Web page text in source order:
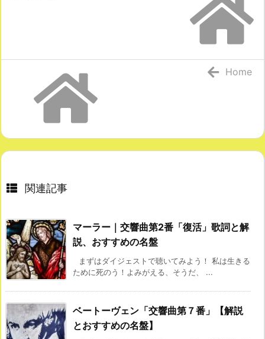
Home
関連記事
マーラー｜交響曲第2番「復活」歌詞と解
説、おすすめの名盤
まずはダイジェストで聴いてみよう！ 私は生きる
ために死のう！よみがえる、そうだ、 ...
ベートーヴェン「交響曲第７番」【解説
とおすすめの名盤】